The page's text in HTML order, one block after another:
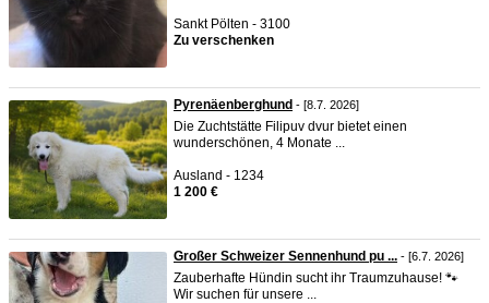
Sankt Pölten - 3100
Zu verschenken
Pyrenäenberghund - [8.7. 2026]
Die Zuchtstätte Filipuv dvur bietet einen
wunderschönen, 4 Monate ...
Ausland - 1234
1 200 €
Großer Schweizer Sennenhund pu ... - [6.7. 2026]
Zauberhafte Hündin sucht ihr Traumzuhause! 🐾
Wir suchen für unsere ...